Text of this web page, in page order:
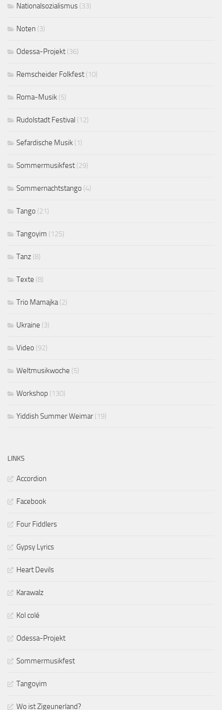
Nationalsozialismus (33)
Noten (3)
Odessa-Projekt (36)
Remscheider Folkfest (10)
Roma-Musik (5)
Rudolstadt Festival (12)
Sefardische Musik (1)
Sommermusikfest (29)
Sommernachtstango (4)
Tango (21)
Tangoyim (125)
Tanz (8)
Texte (8)
Trio Mamajka(2)
Ukraine (3)
Video (92)
Weltmusikwoche (5)
Workshop (130)
Yiddish Summer Weimar (19)
LINKS
Accordion
Facebook
Four Fiddlers
Gypsy Lyrics
Heart Devils
Karawalz
Kol colé
Odessa-Projekt
Sommermusikfest
Tangoyim
Wo ist Zigeunerland?